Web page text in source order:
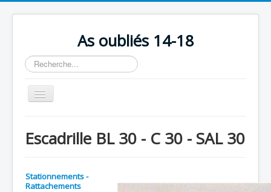
As oubliés 14-18
Rechercher
Basculer
la
Chronologie
Organisation
Escadrille BL 30 - C 30 - SAL 30
Stationnements -
Rattachements